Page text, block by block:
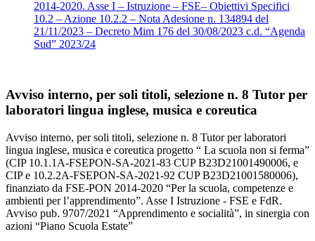
2014-2020. Asse I – Istruzione – FSE– Obiettivi Specifici
10.2 – Azione 10.2.2 – Nota Adesione n. 134894 del
21/11/2023 – Decreto Mim 176 del 30/08/2023 c.d. “Agenda
Sud” 2023/24
Avviso interno, per soli titoli, selezione n. 8 Tutor per
laboratori lingua inglese, musica e coreutica
Avviso interno, per soli titoli, selezione n. 8 Tutor per laboratori
lingua inglese, musica e coreutica progetto “ La scuola non si ferma”
(CIP 10.1.1A-FSEPON-SA-2021-83 CUP B23D21001490006, e
CIP e 10.2.2A-FSEPON-SA-2021-92 CUP B23D21001580006),
finanziato da FSE-PON 2014-2020 “Per la scuola, competenze e
ambienti per l’apprendimento”. Asse I Istruzione - FSE e FdR.
Avviso pub. 9707/2021 “Apprendimento e socialità”, in sinergia con
azioni “Piano Scuola Estate”